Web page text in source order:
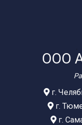
ООО
г.
г.
г.